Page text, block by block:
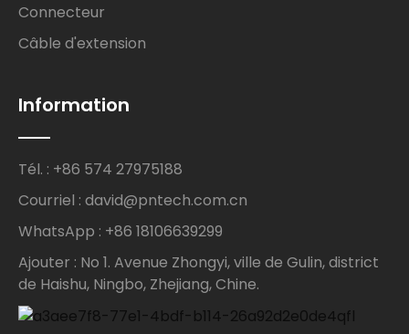
Connecteur
Câble d'extension
Information
Tél. : +86 574 27975188
Courriel : david@pntech.com.cn
WhatsApp : +86 18106639299
Ajouter : No 1. Avenue Zhongyi, ville de Gulin, district
de Haishu, Ningbo, Zhejiang, Chine.